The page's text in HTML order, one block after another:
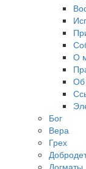
О
Об
Бог
Вера
Грех